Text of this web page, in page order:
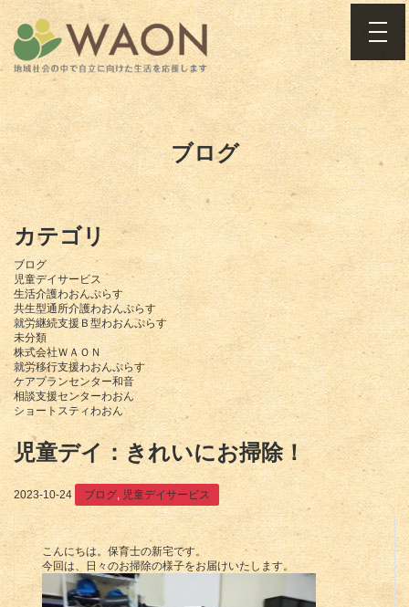
ブログ
カテゴリ
ブログ
児童デイサービス
生活介護わおんぷらす
共生型通所介護わおんぷらす
就労継続支援Ｂ型わおんぷらす
未分類
株式会社ＷＡＯＮ
就労移行支援わおんぷらす
ケアプランセンター和音
相談支援センターわおん
ショートスティわおん
児童デイ：きれいにお掃除！
2023-10-24 ブログ, 児童デイサービス
こんにちは。保育士の新宅です。
今回は、日々のお掃除の様子をお届けいたします。